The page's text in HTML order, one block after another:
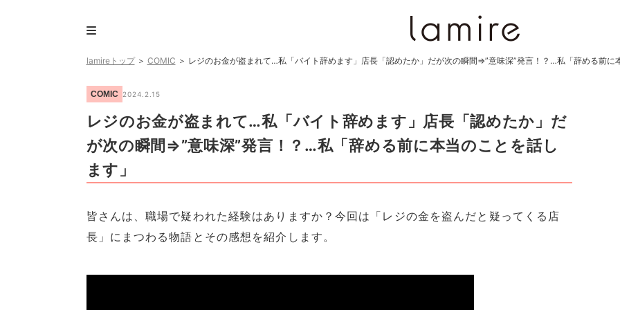
lamireトップ＞ COMIC ＞ レジのお金が盗まれて…私「バイト辞めます」店長「認めたか」だが次の瞬間⇒”意味深”発言！？…私「辞める前に
COMIC 2024.2.15
レジのお金が盗まれて…私「バイト辞めます」店長「認めたか」だ
が次の瞬間⇒”意味深”発言！？…私「辞める前に本当のことを話し
ます」
皆さんは、職場で疑われた経験はありますか？今回は「レジの金を盗んだと疑ってくる店
長」にまつわる物語とその感想を紹介します。